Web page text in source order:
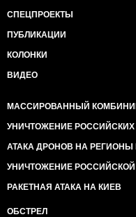
СПЕЦПРОЕКТЫ
ПУБЛИКАЦИИ
КОЛОНКИ
ВИДЕО
МАССИРОВАННЫЙ
УНИЧТОЖЕНИЕ РОССИЙСКИХ
АТАКА ДРОНОВ НА РЕГИОНЫ
УНИЧТОЖЕНИЕ РОССИЙСКОЙ
РАКЕТНАЯ АТАКА НА КИЕВ
ОБСТРЕЛ